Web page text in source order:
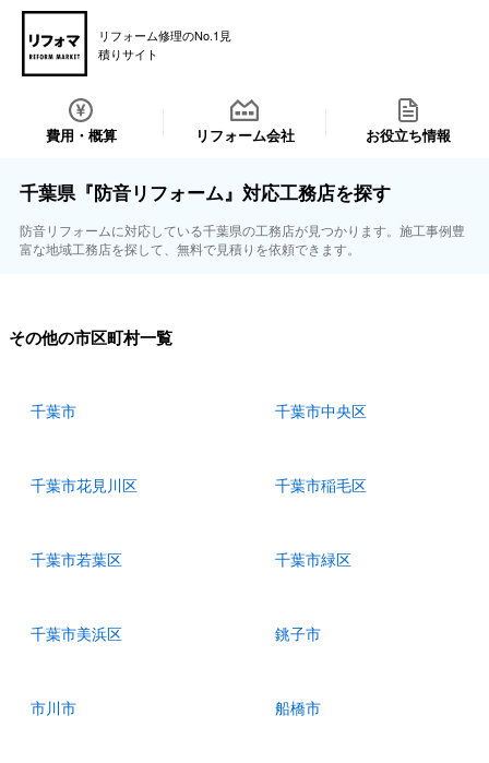
リフォーム修理のNo.1見
積りサイト
費用・概算 リフォーム会社 お役立ち情報
千葉県『防音リフォーム』対応工務店を探す
防音リフォームに対応している千葉県の工務店が見つかります。施工事例豊
富な地域工務店を探して、無料で見積りを依頼できます。
その他の市区町村一覧
千葉市 千葉市中央区
千葉市花見川区 千葉市稲毛区
千葉市若葉区 千葉市緑区
千葉市美浜区 銚子市
市川市 船橋市